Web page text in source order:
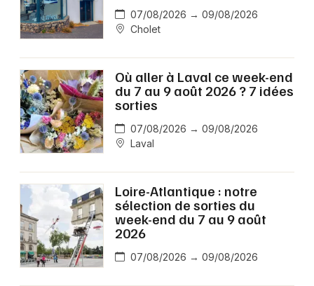
07/08/2026 → 09/08/2026
Cholet
Où aller à Laval ce week-end
du 7 au 9 août 2026 ? 7 idées
sorties
07/08/2026 → 09/08/2026
Laval
Loire-Atlantique : notre
sélection de sorties du
week-end du 7 au 9 août
2026
07/08/2026 → 09/08/2026